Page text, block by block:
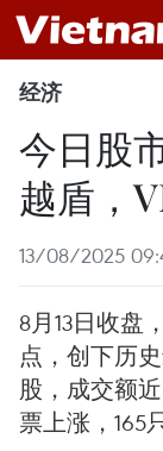
经济
今日股
越盾，
13/08/2025
8月13日收盘
点，创下历
股，成交额
票上涨，165